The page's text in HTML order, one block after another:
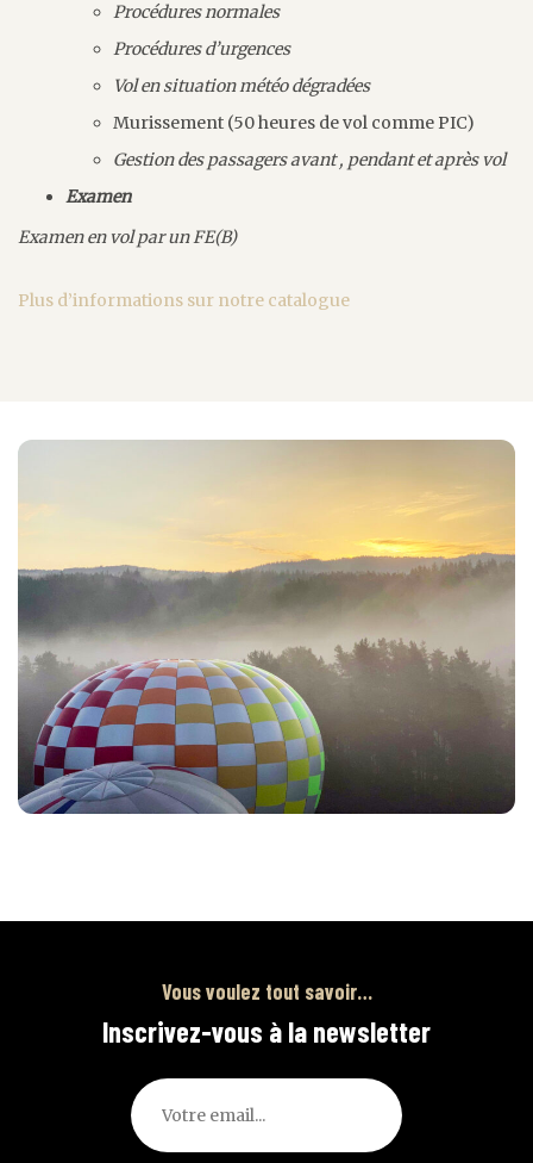
Procédures normales
Procédures d’urgences
Vol en situation météo dégradées
Murissement (50 heures de vol comme PIC)
Gestion des passagers avant , pendant et après vol
Examen
Examen en vol par un FE(B)
Plus d’informations sur notre catalogue
Vous voulez tout savoir…
Inscrivez-vous à la newsletter